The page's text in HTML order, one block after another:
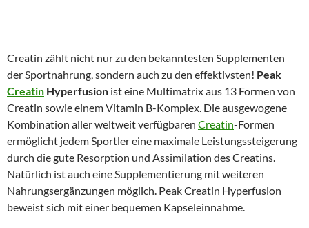
Creatin zählt nicht nur zu den bekanntesten Supplementen
der Sportnahrung, sondern auch zu den effektivsten! Peak
Creatin Hyperfusion ist eine Multimatrix aus 13 Formen von
Creatin sowie einem Vitamin B-Komplex. Die ausgewogene
Kombination aller weltweit verfügbaren Creatin-Formen
ermöglicht jedem Sportler eine maximale Leistungssteigerung
durch die gute Resorption und Assimilation des Creatins.
Natürlich ist auch eine Supplementierung mit weiteren
Nahrungsergänzungen möglich. Peak Creatin Hyperfusion
beweist sich mit einer bequemen Kapseleinnahme.